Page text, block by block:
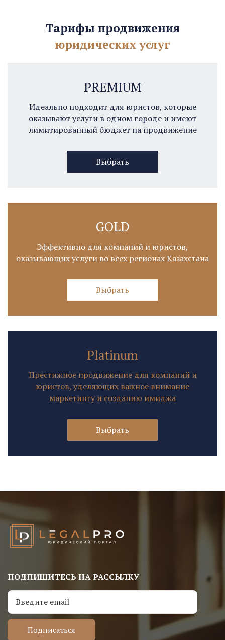
Тарифы продвижения
юридических услуг
PREMIUM
Идеально подходит для юристов, которые
оказывают услуги в одном городе и имеют
лимитированный бюджет на продвижение
Выбрать
GOLD
Эффективно для компаний и юристов,
оказывающих услуги во всех регионах Казахстана
Выбрать
Platinum
Престижное продвижение для компаний и
юристов, уделяющих важное внимание
маркетингу и созданию имиджа
Выбрать
ПОДПИШИТЕСЬ НА РАССЫЛКУ